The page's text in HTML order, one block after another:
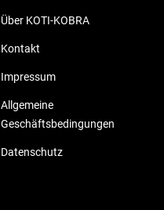
Über KOTI-KOBRA
Kontakt
Impressum
Allgemeine
Geschäftsbedingungen
Datenschutz